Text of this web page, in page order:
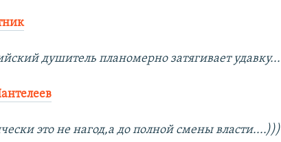
душитель планомерно затягивает удавку...
это не нагод,а до полной смены власти....)))